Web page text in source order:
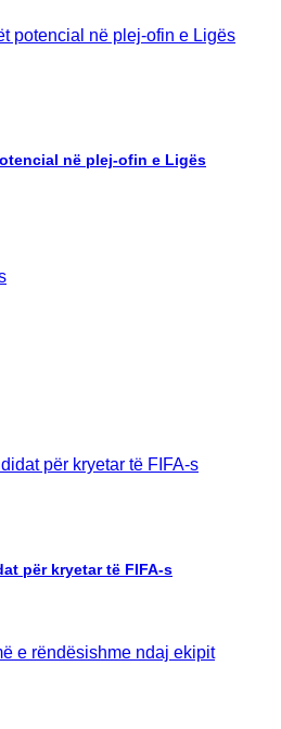
në plej-ofin e Ligës
për kryetar të FIFA-s